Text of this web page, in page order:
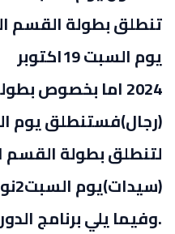
تنطلق بطولة القسم
يوم السبت 19اكتوبر
2024 اما بخصوص
لتنطلق بطولة القسم
(سيدات)يوم السبت2نونبر 2024.
.وفيما يلي برنامج